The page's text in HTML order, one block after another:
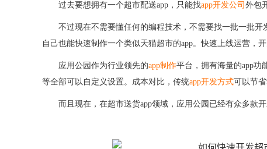
过去要想拥有一个超市配送app，只能找app开发公司 外包
不过现在不需要懂任何的编程技术，不需要找一批一批
自己也能快速制作一个类似天猫超市的app。快速上线运营，开
应用公园作为行业领先的app制作平台，拥有海量的app功
等全部可以自定义设置。成本对比，传统app开发方式可以节省
而且现在，在超市送货app领域，应用公园已经有众多款